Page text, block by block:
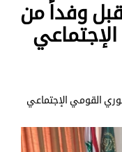
وفداً من
القومي الإجتماعي